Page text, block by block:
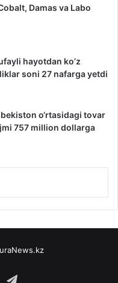
Damas va Labo
hayotdan ko’z
soni 27 nafarga yetdi
o‘rtasidagi tovar
757 million dollarga